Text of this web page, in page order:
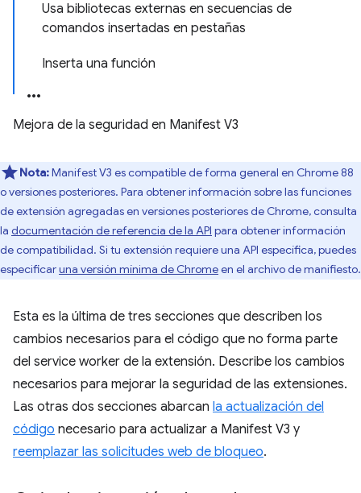
Usa bibliotecas externas en secuencias de
comandos insertadas en pestañas
Inserta una función
Mejora de la seguridad en Manifest V3
Nota:Manifest V3 es compatible de forma general en Chrome 88
o versiones posteriores. Para obtener información sobre las funciones
de extensión agregadas en versiones posteriores de Chrome, consulta
la documentación de referencia de la API para obtener información
de compatibilidad. Si tu extensión requiere una API específica, puedes
especificaruna versión mínima de Chromeen el archivo de manifiesto.
Esta es la última de tres secciones que describen los
cambios necesarios para el código que no forma parte
del service worker de la extensión. Describe los cambios
necesarios para mejorar la seguridad de las extensiones.
Las otras dos secciones abarcan la actualización del
código necesario para actualizar a Manifest V3 y
reemplazar las solicitudes web de bloqueo.